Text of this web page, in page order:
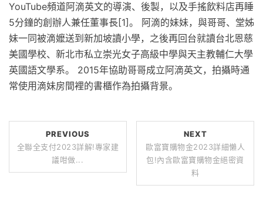
YouTube頻道阿滴英文的導演、後製，以及手搖飲料店再睡
5分鐘的創辦人兼任董事長[1]。 阿滴的妹妹，與哥哥、堂姊
妹一同被滴嬤送到新加坡讀小學，之後再回台就讀台北恩慈
美國學校、新北市私立崇光女子高級中學與天主教輔仁大學
英國語文學系。 2015年協助哥哥成立阿滴英文，拍攝時通
常使用滴妹房間裡的書櫃作為拍攝背景。
PREVIOUS
全聯全支付2023詳解!專家建
議咁做...
NEXT
歐富寶購物金2023詳細懶人
包!內含歐富寶購物金絕密資
料